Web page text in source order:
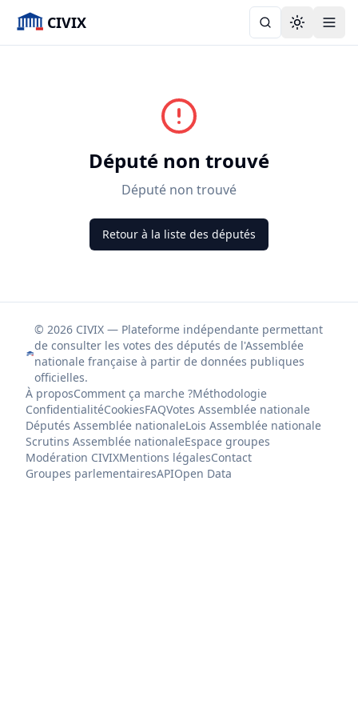
CIVIX Toggle
Député non trouvé
Député non trouvé
Retour à la liste des députés
© 2026 CIVIX — Plateforme indépendante permettant
de consulter les votes des députés de l'Assemblée
nationale française à partir de données publiques
officielles.
À proposComment ça marche ?Méthodologie
ConfidentialitéCookiesFAQVotes Assemblée nationale
Députés Assemblée nationaleLois Assemblée nationale
Scrutins Assemblée nationaleEspace groupes
Modération CIVIXMentions légalesContact
Groupes parlementairesAPIOpen Data